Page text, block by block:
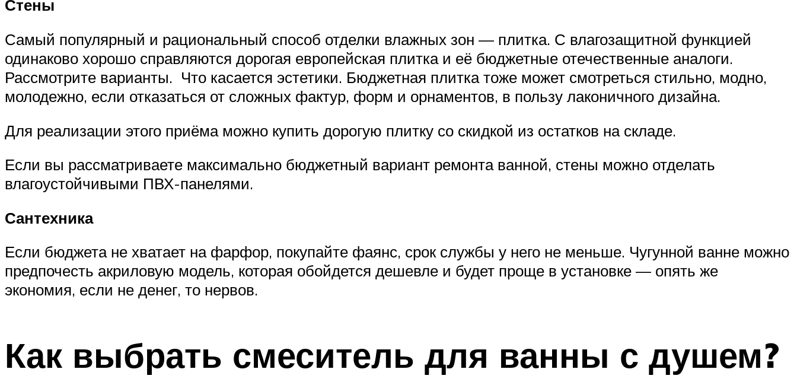
Стены
Самый популярный и рациональный способ отделки влажных зон — плитка. С влагозащитной функцией
одинаково хорошо справляются дорогая европейская плитка и её бюджетные отечественные аналоги.
Рассмотрите варианты. Что касается эстетики. Бюджетная плитка тоже может смотреться стильно, модно,
молодежно, если отказаться от сложных фактур, форм и орнаментов, в пользу лаконичного дизайна.
Для реализации этого приёма можно купить дорогую плитку со скидкой из остатков на складе.
Если вы рассматриваете максимально бюджетный вариант ремонта ванной, стены можно отделать
влагоустойчивыми ПВХ-панелями.
Сантехника
Если бюджета не хватает на фарфор, покупайте фаянс, срок службы у него не меньше. Чугунной ванне можно
предпочесть акриловую модель, которая обойдется дешевле и будет проще в установке — опять же
экономия, если не денег, то нервов.
Как выбрать смеситель для ванны с душем?